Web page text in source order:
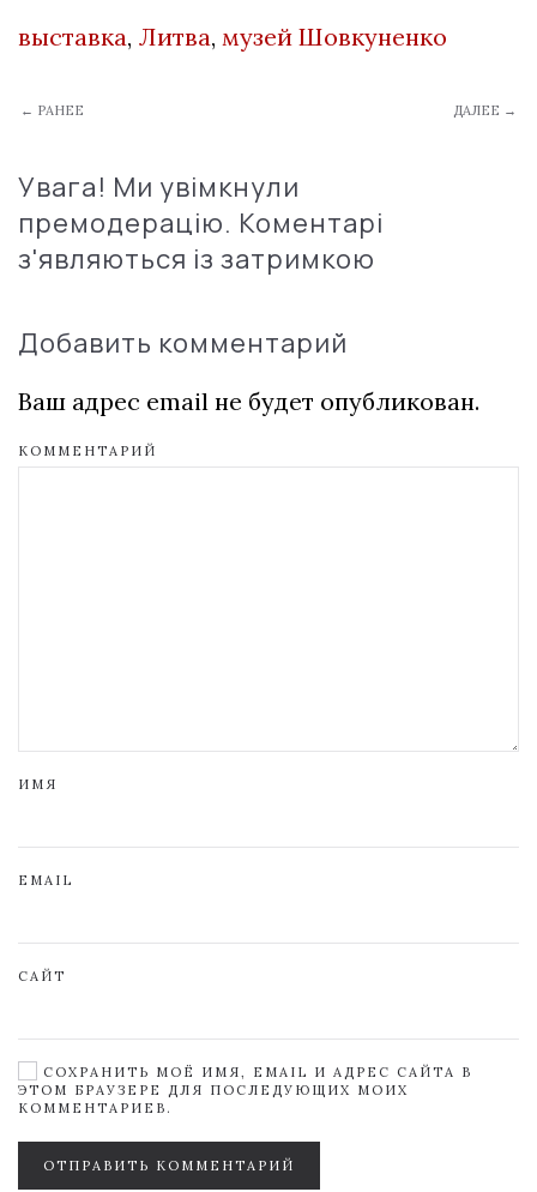
выставка, Литва, музей Шовкуненко
← РАНЕЕ ДАЛЕЕ →
Увага! Ми увімкнули
премодерацію. Коментарі
з'являються із затримкою
Добавить комментарий
Ваш адрес email не будет опубликован.
КОММЕНТАРИЙ
ИМЯ
EMAIL
САЙТ
СОХРАНИТЬ МОЁ ИМЯ, EMAIL И АДРЕС САЙТА В
ЭТОМ БРАУЗЕРЕ ДЛЯ ПОСЛЕДУЮЩИХ МОИХ
КОММЕНТАРИЕВ.
ОТПРАВИТЬ КОММЕНТАРИЙ